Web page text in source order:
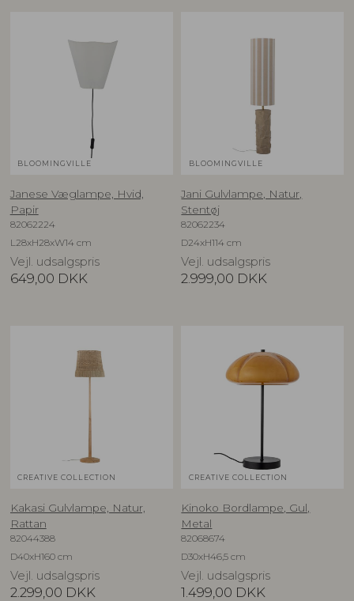
BLOOMINGVILLE
Janese Væglampe, Hvid,
Papir
82062224
L28xH28xW14 cm
Vejl. udsalgspris
649,00 DKK
BLOOMINGVILLE
Jani Gulvlampe, Natur,
Stentøj
82062234
D24xH114 cm
Vejl. udsalgspris
2.999,00 DKK
CREATIVE COLLECTION
Kakasi Gulvlampe, Natur,
Rattan
82044388
D40xH160 cm
Vejl. udsalgspris
2.299,00 DKK
CREATIVE COLLECTION
Kinoko Bordlampe, Gul,
Metal
82068674
D30xH46,5 cm
Vejl. udsalgspris
1.499,00 DKK